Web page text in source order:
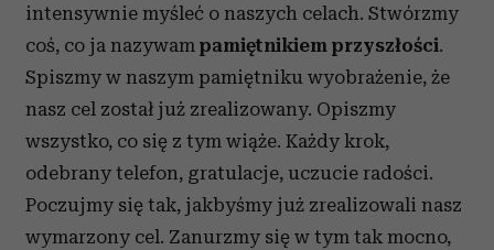
intensywnie myśleć o naszych celach. Stwórzmy
coś, co ja nazywam pamiętnikiem przyszłości.
Spiszmy w naszym pamiętniku wyobrażenie, że
nasz cel został już zrealizowany. Opiszmy
wszystko, co się z tym wiąże. Każdy krok,
odebrany telefon, gratulacje, uczucie radości.
Poczujmy się tak, jakbyśmy już zrealizowali nasz
wymarzony cel. Zanurzmy się w tym tak mocno,